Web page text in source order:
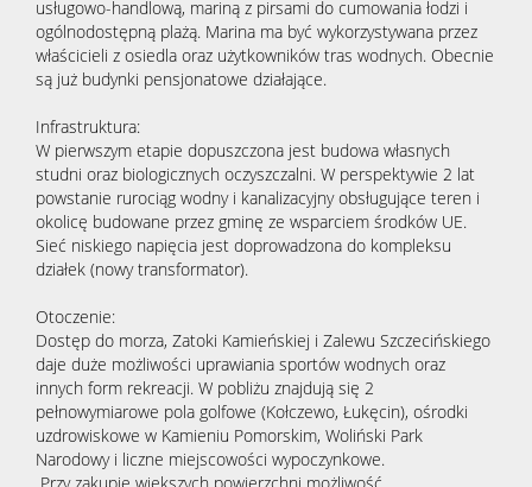
usługowo-handlową, mariną z pirsami do cumowania łodzi i
ogólnodostępną plażą. Marina ma być wykorzystywana przez
właścicieli z osiedla oraz użytkowników tras wodnych. Obecnie
są już budynki pensjonatowe działające.
Infrastruktura:
W pierwszym etapie dopuszczona jest budowa własnych
studni oraz biologicznych oczyszczalni. W perspektywie 2 lat
powstanie rurociąg wodny i kanalizacyjny obsługujące teren i
okolicę budowane przez gminę ze wsparciem środków UE.
Sieć niskiego napięcia jest doprowadzona do kompleksu
działek (nowy transformator).
Otoczenie:
Dostęp do morza, Zatoki Kamieńskiej i Zalewu Szczecińskiego
daje duże możliwości uprawiania sportów wodnych oraz
innych form rekreacji. W pobliżu znajdują się 2
pełnowymiarowe pola golfowe (Kołczewo, Łukęcin), ośrodki
uzdrowiskowe w Kamieniu Pomorskim, Woliński Park
Narodowy i liczne miejscowości wypoczynkowe.